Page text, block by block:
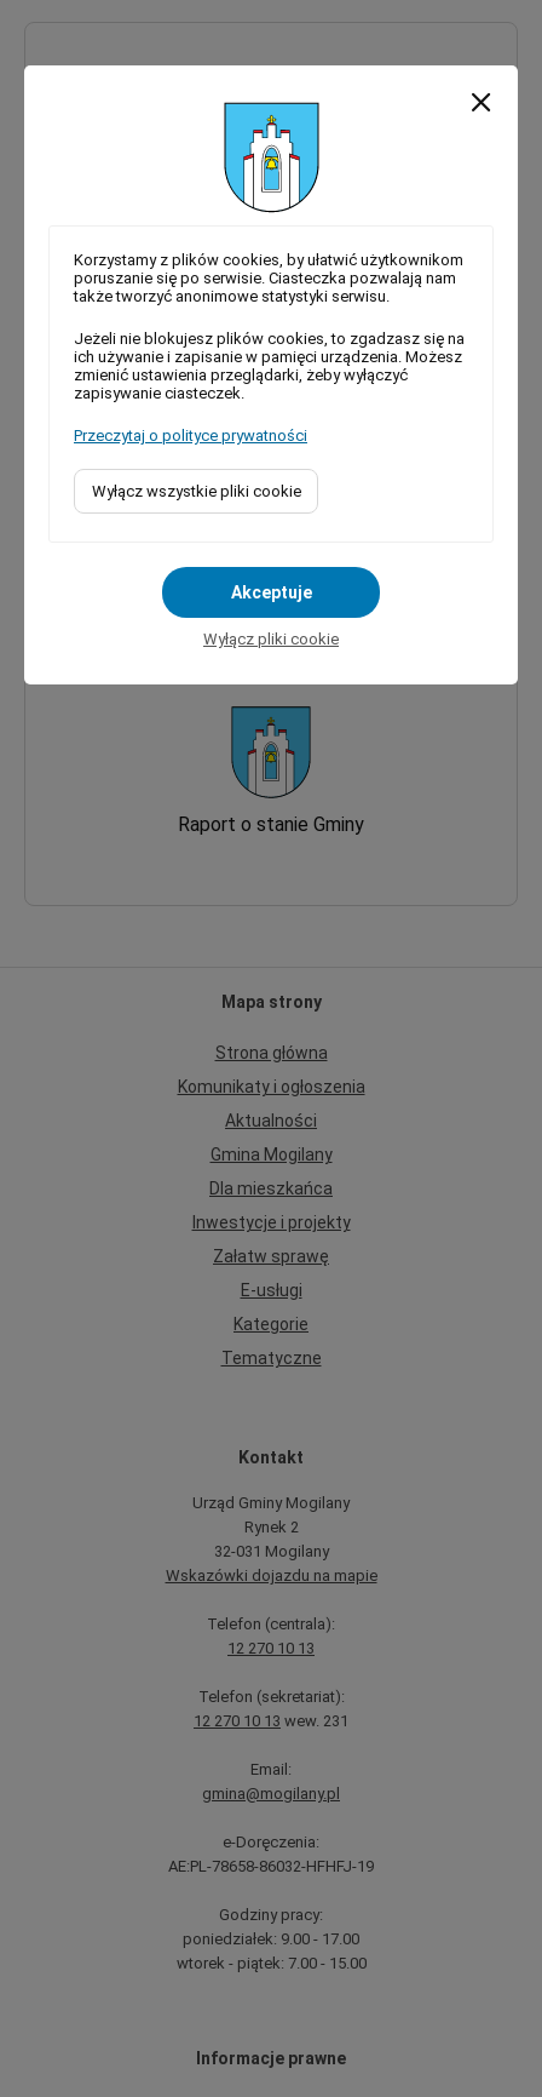
Współpraca z organizacjami pozarządowymi (NGO)
Strategia Rozwoju
Raport o stanie Gminy
Mapa strony
Strona główna
Komunikaty i ogłoszenia
Aktualności
Gmina Mogilany
Dla mieszkańca
Inwestycje i projekty
Załatw sprawę
E-usługi
Kategorie
Tematyczne
Kontakt
Urząd Gminy Mogilany
Rynek 2
32-031 Mogilany
Wskazówki dojazdu na mapie
Telefon (centrala):
12 270 10 13
Telefon (sekretariat):
12 270 10 13 wew. 231
Email:
gmina@mogilany.pl
e-Doręczenia:
AE:PL-78658-86032-HFHFJ-19
Godziny pracy:
poniedziałek: 9.00 - 17.00
wtorek - piątek: 7.00 - 15.00
Informacje prawne
Korzystamy z plików cookies, by ułatwić użytkownikom
poruszanie się po serwisie. Ciasteczka pozwalają nam
także tworzyć anonimowe statystyki serwisu.
Jeżeli nie blokujesz plików cookies, to zgadzasz się na
ich używanie i zapisanie w pamięci urządzenia. Możesz
zmienić ustawienia przeglądarki, żeby wyłączyć
zapisywanie ciasteczek.
Przeczytaj o polityce prywatności
Wyłącz wszystkie pliki cookie
Akceptuje
Wyłącz pliki cookie